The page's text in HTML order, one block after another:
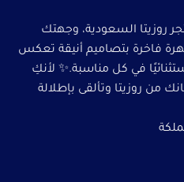
روزيتا السعودية، وجهتك
فاخرة بتصاميم أنيقة تعكس
في كل مناسبة.✨ لأنكِ
من روزيتا وتألقى بإطلالة